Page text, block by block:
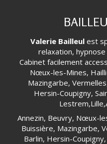
Valerie Bailleulest
relaxation,
Cabinet facilement
Nœux-les-Mines,
Mazingarbe,
Hersin-Coupigny,
Annezin, Beuvry, Nœux-
Buissière, Mazingarbe,
Barlin, Hersin-